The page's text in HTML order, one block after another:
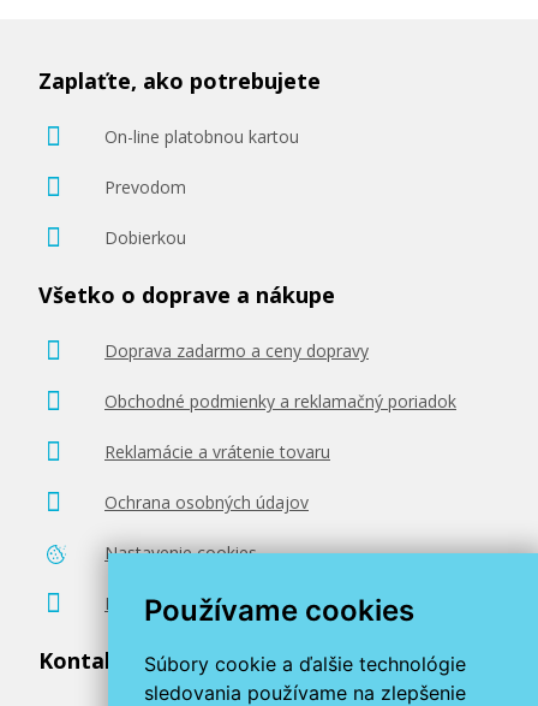
Používame cookies
Súbory cookie a ďalšie technológie
sledovania používame na zlepšenie
Zaplaťte, ako potrebujete
On-line platobnou kartou
Prevodom
Dobierkou
Všetko o doprave a nákupe
Doprava zadarmo a ceny dopravy
Obchodné podmienky a reklamačný poriadok
Reklamácie a vrátenie tovaru
Ochrana osobných údajov
Nastavenie cookies
Poradenstvo zadarmo
Kontaktujte nás